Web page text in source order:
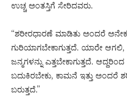
ಉಚ್ಚ ಅಂತಸ್ತಿಗೆ ಸೇರಿದವರು.
“ಶರೀರಧಾರಣೆ ಮಾಡಿತು ಅಂದರೆ
ಗುರಿಯಾಗಬೇಕಾಗುತ್ತದೆ. ಯಾರೇ
ಜನ್ಮಗಳನ್ನು ಎತ್ತಬೇಕಾಗುತ್ತದೆ.
ಬದುಕಿರಬೇಕು, ಕಾಮನೆ ಇತ್ತು ಅಂದರೆ
ಬರುತ್ತದೆ.”